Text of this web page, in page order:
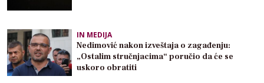
IN MEDIJA
Nedimović nakon izveštaja o zagađenju:
„Ostalim stručnjacima“ poručio da će se
uskoro obratiti